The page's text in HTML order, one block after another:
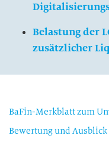
Belastung der
zusätzlicher
Bewertung und Ausblick